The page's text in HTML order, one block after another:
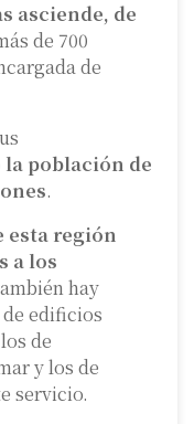
asciende, de
de 700
de
población de
.
esta región
a los
hay
edificios
de
y los de
servicio.